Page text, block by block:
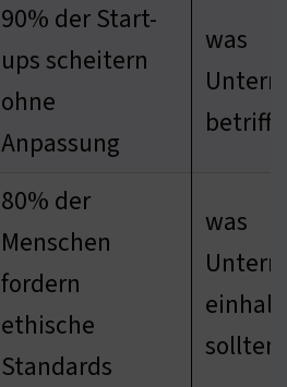
90% der Start-
ups scheitern
ohne
Anpassung
was
betrifft
80% der
Menschen
fordern
ethische
Standards
was
sollten